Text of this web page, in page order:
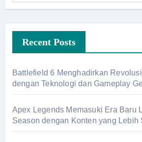
Recent Posts
Battlefield 6 Menghadirkan
dengan Teknologi dan Gameplay
Apex Legends Memasuki Era Baru
Season dengan Konten yang Lebih